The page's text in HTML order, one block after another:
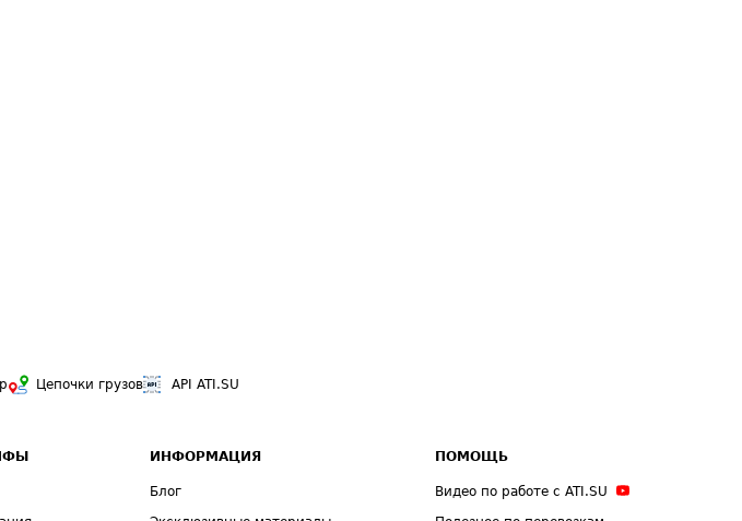
Цепочки грузов API ATI.SU
ИНФОРМАЦИЯ
Блог
ПОМОЩЬ
Видео по работе с ATI.SU